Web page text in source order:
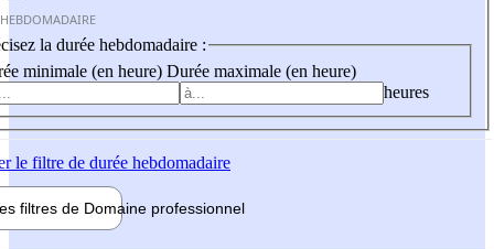
la durée hebdomadaire :
minimale (en heure) Durée maximale (en heure)
heures
le filtre de durée hebdomadaire
filtres de Domaine professionnel